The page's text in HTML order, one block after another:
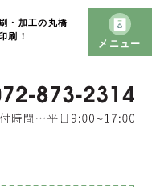
・加工の丸橋
刷！
メニュー